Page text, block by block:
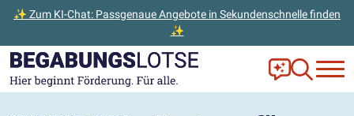
✨ Zum KI-Chat: Passgenaue Angebote in Sekundenschnelle finden
✨
Zum Hauptinhalt der Seite springen
Zur Startseite gehen Frag Ella!
Zur